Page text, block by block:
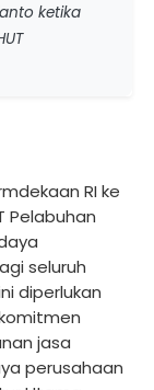
ketika
RI ke
Pelabuhan
seluruh
diperlukan
jasa
perusahaan